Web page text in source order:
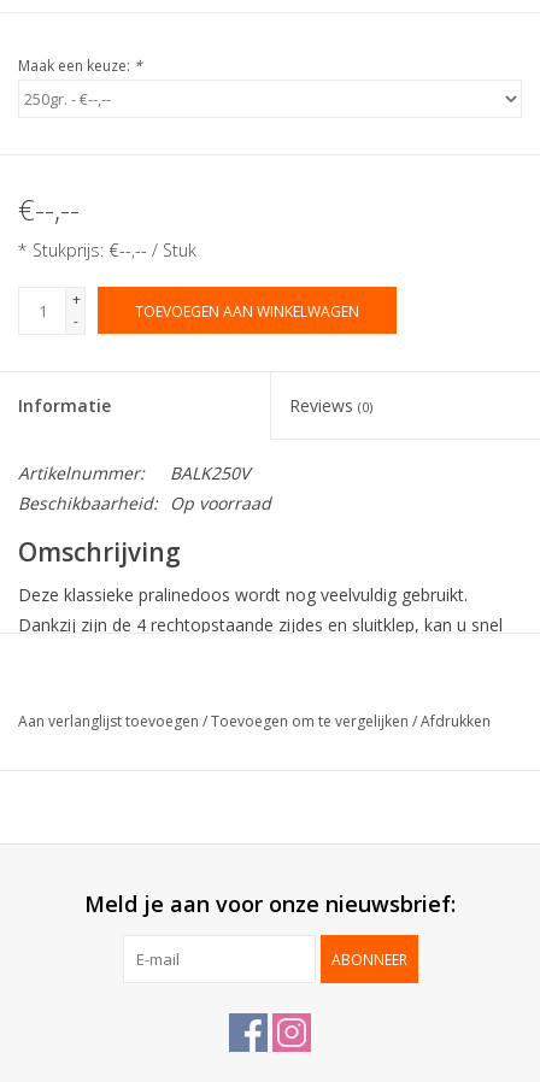
Maak een keuze: *
€--,--
* Stukprijs: €--,-- / Stuk
+
-
TOEVOEGEN AAN WINKELWAGEN
Informatie Reviews (0)
Artikelnummer:
BALK250V
Beschikbaarheid:
Op voorraad
Omschrijving
Deze klassieke pralinedoos wordt nog veelvuldig gebruikt.
Dankzij zijn de 4 rechtopstaande zijdes en sluitklep, kan u snel
Verpakt per:
25 stuks (min. afname 50 stuks
Aan verlanglijst toevoegen /Toevoegen om te vergelijken /Afdrukken
Meld je aan voor onze nieuwsbrief:
ABONNEER